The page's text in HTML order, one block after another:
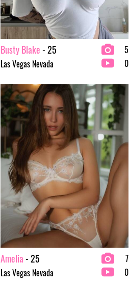
Busty Blake- 25
Las Vegas Nevada
5
0
Amelia- 25
Las Vegas Nevada
7
0